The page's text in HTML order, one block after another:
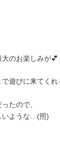
のお楽しみが💕
遊びに来てくれ
たので、
いような…(照)